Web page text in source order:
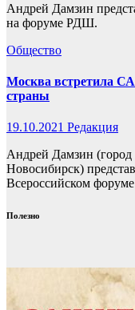
Андрей Дамзин
на форуме РДШ.
Общество
Москва встретила
страны
19.10.2021 Редакция
Андрей Дамзин (город
Новосибирск)
Всероссийском
Полезно